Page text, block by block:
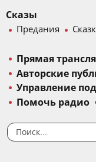
Сказы
Предания
Прямая
Авторские
Управление
Помочь радио